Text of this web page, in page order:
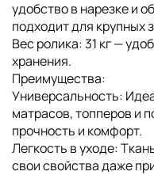
удобство в нарезке и
подходит для крупных
Вес ролика: 31 кг —
хранения.
Преимущества:
Универсальность:
матрасов, топперов и
прочность и комфорт.
Легкость в уходе:
свои свойства даже